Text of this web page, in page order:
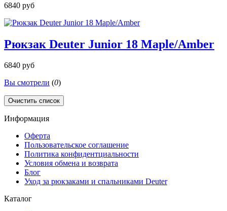
6840 руб
Рюкзак Deuter Junior 18 Maple/Amber
6840 руб
Вы смотрели (0)
Очистить список
Информация
Оферта
Пользовательское соглашение
Политика конфидентциальности
Условия обмена и возврата
Блог
Уход за рюкзаками и спальниками Deuter
Каталог